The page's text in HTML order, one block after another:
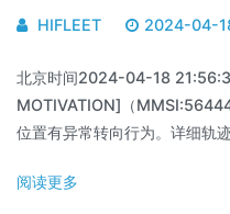
HIFLEET 2024-04-
北京时间2024-04-18
MOTIVATION]（
位置有异常转向行为。详细轨
阅读更多